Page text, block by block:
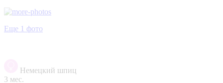
Еще 1 фото
Немецкий шпиц
3 мес.